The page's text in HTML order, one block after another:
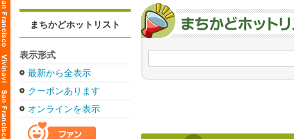
まちかどホットリスト
表示形式
最新から全表示
クーポンあります
オンラインを表示